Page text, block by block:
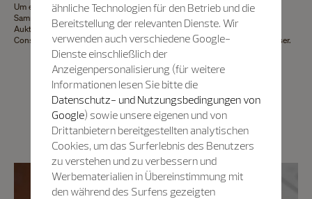
Um eine Schätzung des Wertes eines Zeitmessers auf dem Markt für
Sammleruhren zu erhalten, raten wir Ihnen, sich an ein spezialisiertes
Auktionshaus zu wenden. Um Ihr Eigentum zu schützen, gibt Vacheron
Constantin keine telefonischen Auskünfte über unsere Vintage-Zeitmesser.
ähnliche Technologien für den Betrieb und die
Bereitstellung der relevanten Dienste. Wir
verwenden auch verschiedene Google-
Dienste einschließlich der
Anzeigenpersonalisierung (für weitere
Informationen lesen Sie bitte die
Datenschutz- und Nutzungsbedingungen von
Google) sowie unsere eigenen und von
Drittanbietern bereitgestellten analytischen
Cookies, um das Surferlebnis des Benutzers
zu verstehen und zu verbessern und
Werbematerialien in Übereinstimmung mit
den während des Surfens gezeigten